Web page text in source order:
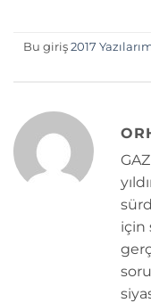
Bu giriş 2017
için